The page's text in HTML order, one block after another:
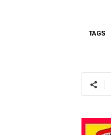
TAGS